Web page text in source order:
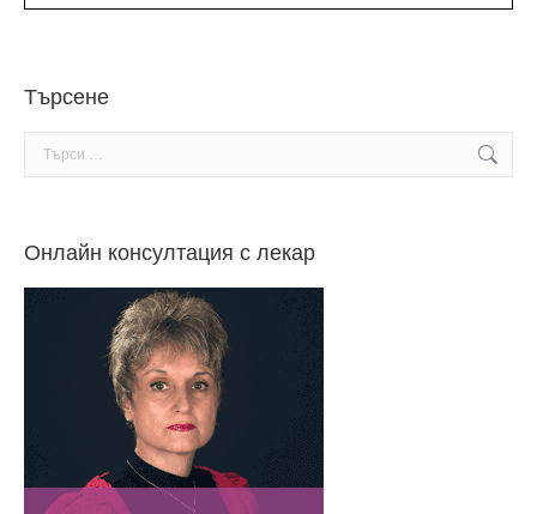
Търсене
Search:
Онлайн консултация с лекар